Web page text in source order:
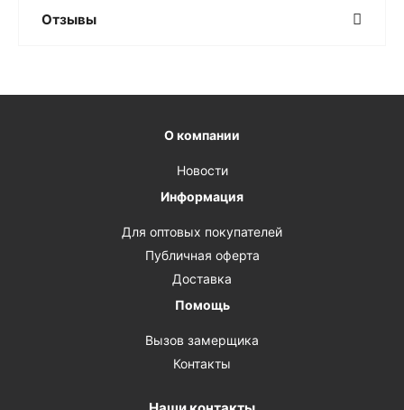
Отзывы
О компании
Новости
Информация
Для оптовых покупателей
Публичная оферта
Доставка
Помощь
Вызов замерщика
Контакты